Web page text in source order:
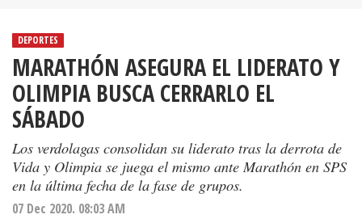
DEPORTES
MARATHÓN ASEGURA EL LIDERATO Y
OLIMPIA BUSCA CERRARLO EL
SÁBADO
Los verdolagas consolidan su liderato tras la derrota de
Vida y Olimpia se juega el mismo ante Marathón en SPS
en la última fecha de la fase de grupos.
07 Dec 2020. 08:03 AM